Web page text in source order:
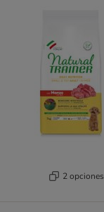
2 opciones